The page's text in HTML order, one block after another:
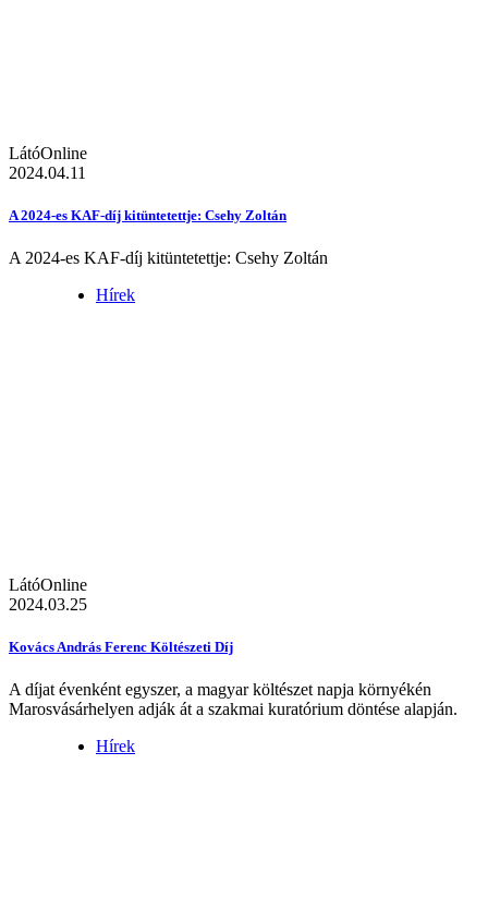
LátóOnline
2024.04.11
A 2024-es KAF-díj kitüntetettje: Csehy Zoltán
A 2024-es KAF-díj kitüntetettje: Csehy Zoltán
Hírek
LátóOnline
2024.03.25
Kovács András Ferenc Költészeti Díj
A díjat évenként egyszer, a magyar költészet napja környékén
Marosvásárhelyen adják át a szakmai kuratórium döntése alapján.
Hírek